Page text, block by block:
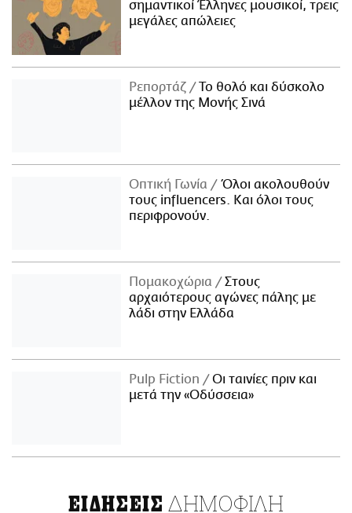
σημαντικοί Έλληνες μουσικοί, τρεις
μεγάλες απώλειες
Ρεπορτάζ
Το θολό και δύσκολο
μέλλον της Μονής Σινά
Οπτική Γωνία
Όλοι ακολουθούν
τους influencers. Και όλοι τους
περιφρονούν.
Πομακοχώρια
Στους
αρχαιότερους αγώνες πάλης με
λάδι στην Ελλάδα
Pulp Fiction
Οι ταινίες πριν και
μετά την «Οδύσσεια»
ΕΙΔΗΣΕΙΣ ΔΗΜΟΦΙΛΗ